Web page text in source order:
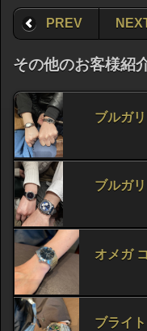
PREV
その他のお客様紹
ブルガ
ブルガ